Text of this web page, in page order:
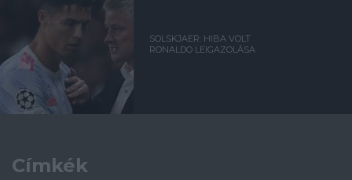
SOLSKJAER: HIBA VOLT
RONALDO LEIGAZOLÁSA
Címkék